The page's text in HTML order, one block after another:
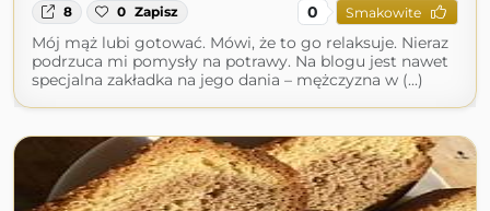
8 0 Zapisz 0 Smakowite
Mój mąż lubi gotować. Mówi, że to go relaksuje. Nieraz
podrzuca mi pomysły na potrawy. Na blogu jest nawet
specjalna zakładka na jego dania – mężczyzna w (...)